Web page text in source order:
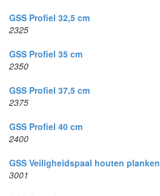
GSS Profiel 32,5 cm
2325
GSS Profiel 35 cm
2350
GSS Profiel 37,5 cm
2375
GSS Profiel 40 cm
2400
GSS Veiligheidspaal houten planken
3001